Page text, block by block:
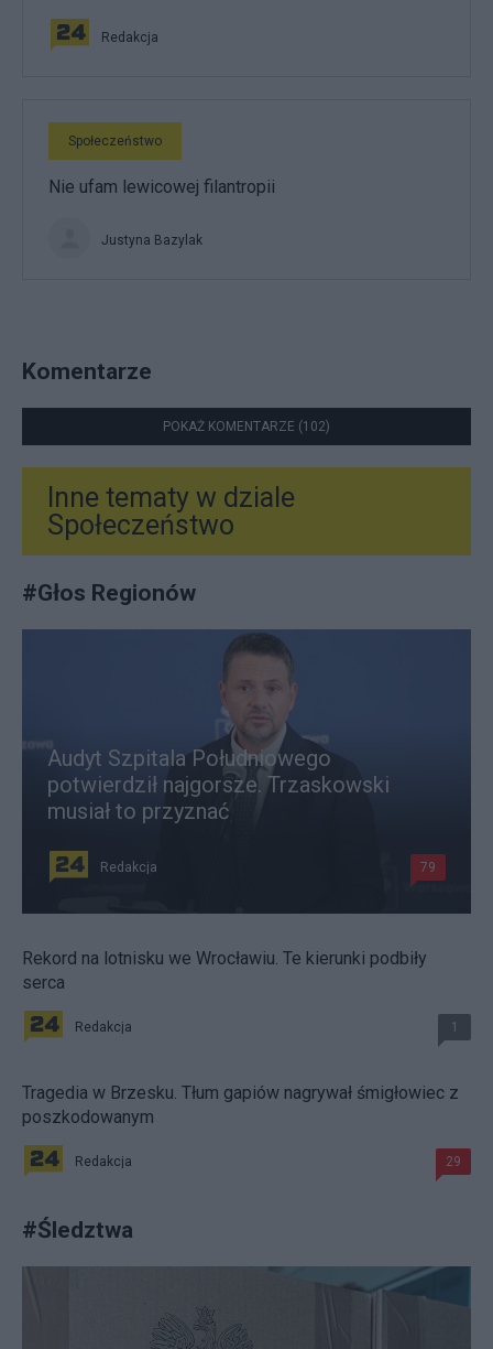
Redakcja
Społeczeństwo
Nie ufam lewicowej filantropii
Justyna Bazylak
Komentarze
POKAŻ KOMENTARZE (102)
Inne tematy w dziale
Społeczeństwo
#Głos Regionów
Audyt Szpitala Południowego
potwierdził najgorsze. Trzaskowski
musiał to przyznać
Redakcja 79
Rekord na lotnisku we Wrocławiu. Te kierunki podbiły
serca
Redakcja 1
Tragedia w Brzesku. Tłum gapiów nagrywał śmigłowiec z
poszkodowanym
Redakcja 29
#Śledztwa